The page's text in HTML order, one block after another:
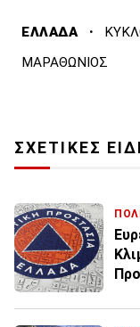
ΕΛΛΑΔΑ ·
ΜΑΡΑΘΩΝΙΟΣ
ΣΧΕΤΙΚΕΣ